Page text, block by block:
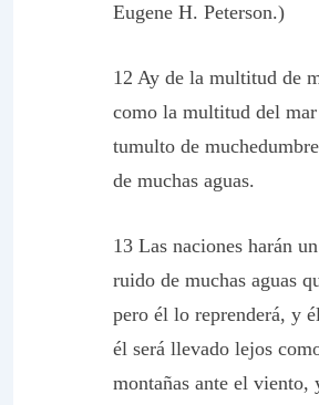
Eugene H. Peterson.)
12 Ay de la multitud de
como la multitud del
tumulto de
de muchas aguas.
13 Las naciones harán
ruido de muchas aguas
pero él lo reprenderá, y
él será llevado lejos
montañas ante el viento,